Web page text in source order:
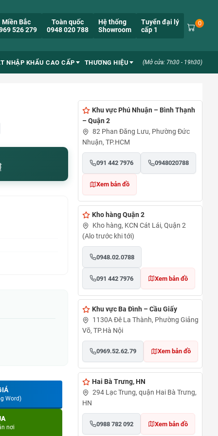
Miền Bắc
526 279
Toàn quốc
0948 020 788
Hệ thống
Showroom
Tuyển đại lý
cấp 1
0
NHẬP KHẨU CAO CẤP THƯƠNG HIỆU (Mở cửa: 7h30 - 19h30)
Word)
nơi
Khu vực Phú Nhuận – Bình Thạnh
– Quận 2
82 Phan Đăng Lưu, Phường Đức
Nhuận, TP.HCM
091 442 7976 0948020788
Xem bản đồ
Kho hàng Quận 2
Kho hàng, KCN Cát Lái, Quận 2
(Alo trước khi tới)
0948.02.0788
091 442 7976 Xem bản đồ
Khu vực Ba Đình – Cầu Giấy
1130A Đê La Thành, Phường Giảng
Võ, TP.Hà Nội
0969.52.62.79 Xem bản đồ
Hai Bà Trưng, HN
294 Lạc Trung, quận Hai Bà Trưng,
HN
0988 782 092 Xem bản đồ